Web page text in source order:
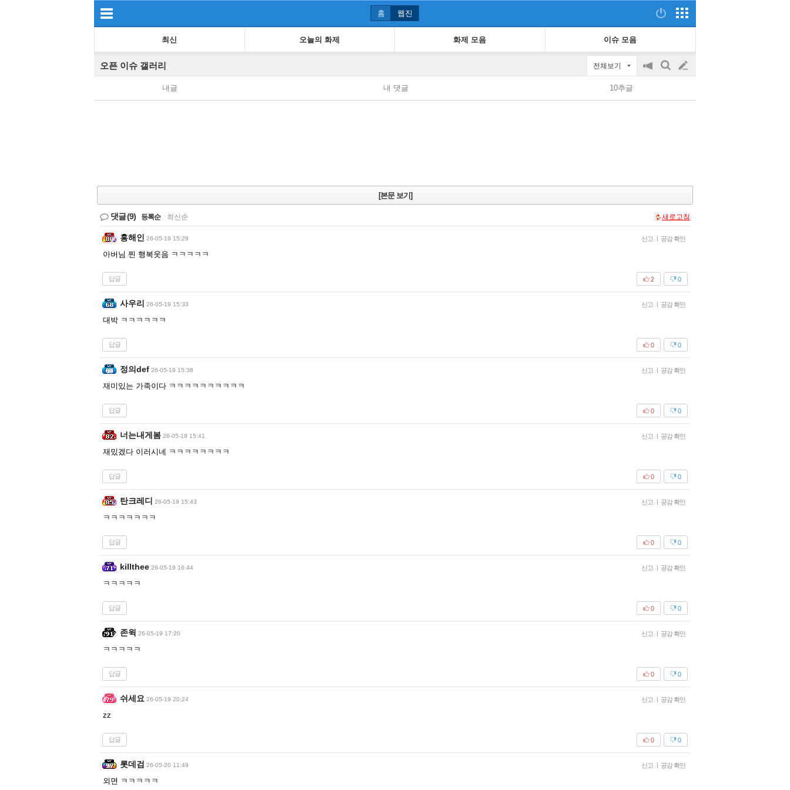
홈 웹진
최신 오늘의 화제 화제 모음 이슈 모음
오픈 이슈 갤러리 전체보기
공
on/off
검
글
쓰
내글 내 댓글 10추글
[본문 보기]
댓글(9) 등록순 최신순 새로고침
홍해인 26-05-19 15:29 신고 | 공감 확인
아버님 찐 행복웃음 ㅋㅋㅋㅋㅋ
답글 0
2
사우리 26-05-19 15:33 신고 | 공감 확인
대박 ㅋㅋㅋㅋㅋㅋ
답글 0
0
정의def 26-05-19 15:38 신고 | 공감 확인
재미있는 가족이다 ㅋㅋㅋㅋㅋㅋㅋㅋㅋㅋ
답글 0
0
너는내게봄 26-05-19 15:41 신고 | 공감 확인
재밌겠다 이러시네 ㅋㅋㅋㅋㅋㅋㅋㅋ
답글 0
0
탄크레디 26-05-19 15:43 신고 | 공감 확인
ㅋㅋㅋㅋㅋㅋㅋ
답글 0
0
killthee 26-05-19 16:44 신고 | 공감 확인
ㅋㅋㅋㅋㅋ
답글 0
0
존윅 26-05-19 17:20 신고 | 공감 확인
ㅋㅋㅋㅋㅋ
답글 0
0
쉬세요 26-05-19 20:24 신고 | 공감 확인
zz
답글 0
0
롯데검 26-05-20 11:49 신고 | 공감 확인
외면 ㅋㅋㅋㅋㅋ